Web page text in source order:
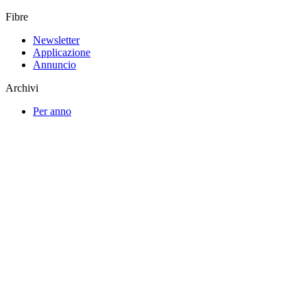
Fibre
Newsletter
Applicazione
Annuncio
Archivi
Per anno